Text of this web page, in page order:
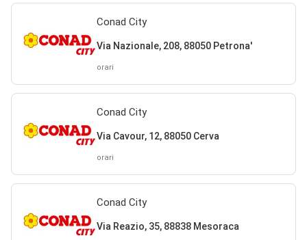
Conad City
Via Nazionale, 208, 88050 Petrona'
orari
Conad City
Via Cavour, 12, 88050 Cerva
orari
Conad City
Via Reazio, 35, 88838 Mesoraca